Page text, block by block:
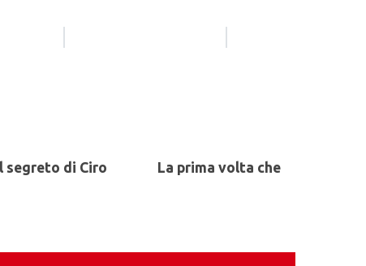
segreto di Ciro La prima volta che